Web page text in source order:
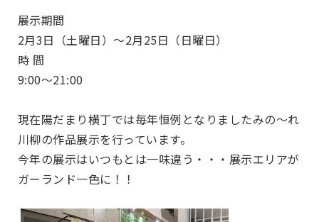
展示期間
2月3日（土曜日）～2月25日（日曜日）
時 間
9:00～21:00
現在陽だまり横丁では毎年恒例となりましたみの～れ
川柳の作品展示を行っています。
今年の展示はいつもとは一味違う・・・ 展示エリアが
ガーランド一色に！！